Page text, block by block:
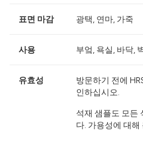
표면 마감 광택, 연마, 가죽
사용 부엌, 욕실, 바닥,
유효성
방문하기 전에
인하십시오.
석재 샘플도 모든
다. 가용성에 대해